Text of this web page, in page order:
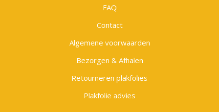
FAQ
Contact
Algemene voorwaarden
Bezorgen & Afhalen
Retourneren plakfolies
Plakfolie advies